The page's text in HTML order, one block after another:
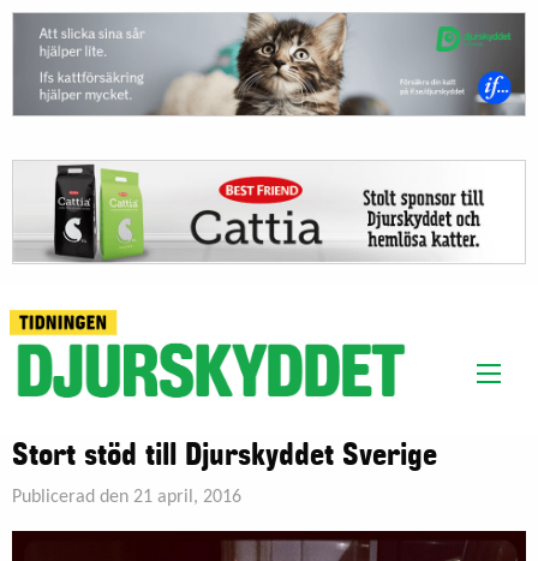
Stort stöd till Djurskyddet Sverige
Publicerad den 21 april, 2016